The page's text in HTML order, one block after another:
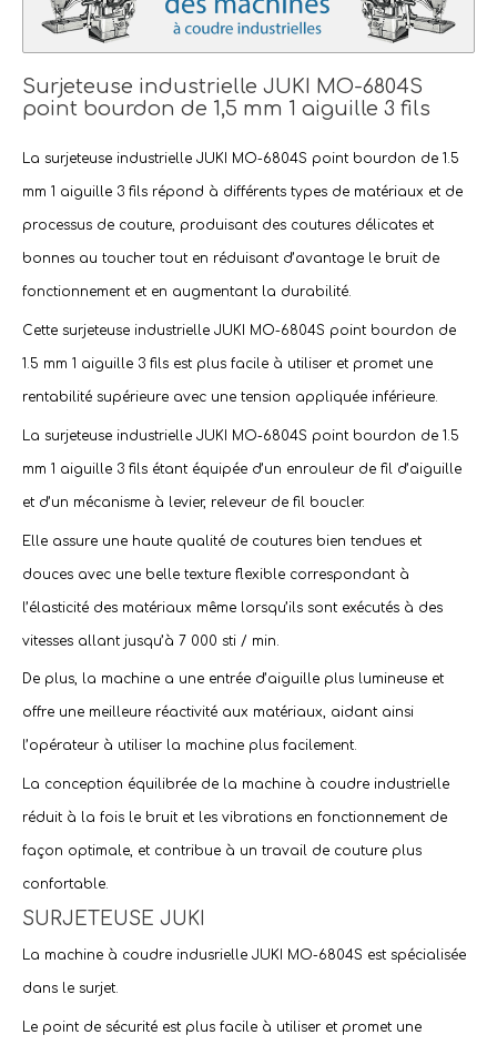
Surjeteuse industrielle JUKI MO-6804S
point bourdon de 1,5 mm 1 aiguille 3 fils
La surjeteuse industrielle JUKI MO-6804S point bourdon de 1.5
mm 1 aiguille 3 fils répond à différents types de matériaux et de
processus de couture, produisant des coutures délicates et
bonnes au toucher tout en réduisant d’avantage le bruit de
fonctionnement et en augmentant la durabilité.
Cette surjeteuse industrielle JUKI MO-6804S point bourdon de
1.5 mm 1 aiguille 3 fils est plus facile à utiliser et promet une
rentabilité supérieure avec une tension appliquée inférieure.
La surjeteuse industrielle JUKI MO-6804S point bourdon de 1.5
mm 1 aiguille 3 fils étant équipée d’un enrouleur de fil d’aiguille
et d’un mécanisme à levier, releveur de fil boucler.
Elle assure une haute qualité de coutures bien tendues et
douces avec une belle texture flexible correspondant à
l’élasticité des matériaux même lorsqu’ils sont exécutés à des
vitesses allant jusqu’à 7 000 sti / min.
De plus, la machine a une entrée d’aiguille plus lumineuse et
offre une meilleure réactivité aux matériaux, aidant ainsi
l’opérateur à utiliser la machine plus facilement.
La conception équilibrée de la machine à coudre industrielle
réduit à la fois le bruit et les vibrations en fonctionnement de
façon optimale, et contribue à un travail de couture plus
confortable.
SURJETEUSE JUKI
La machine à coudre indusrielle JUKI MO-6804S est spécialisée
dans le surjet.
Le point de sécurité est plus facile à utiliser et promet une